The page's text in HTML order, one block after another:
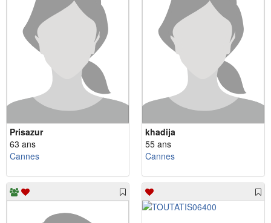
Prisazur
63 ans
Cannes
khadija
55 ans
Cannes